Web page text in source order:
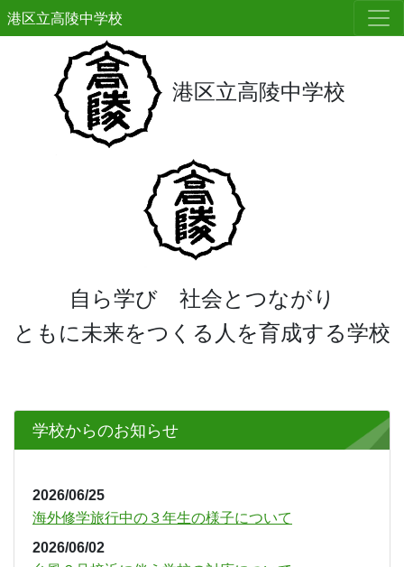
港区立高陵中学校
港区立高陵中学校
自ら学び 社会とつながり
ともに未来をつくる人を育成する学校
Previous